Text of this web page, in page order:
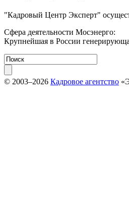
"Кадровый Центр Эксперт"
Сфера деятельности Мосэнерго:
Крупнейшая в России
© 2003–2026 Кадровое агентство